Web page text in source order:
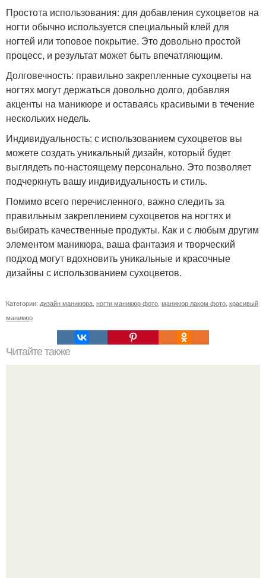
Простота использования: для добавления сухоцветов на
ногти обычно используется специальный клей для
ногтей или топовое покрытие. Это довольно простой
процесс, и результат может быть впечатляющим.
Долговечность: правильно закрепленные сухоцветы на
ногтях могут держаться довольно долго, добавляя
акценты на маникюре и оставаясь красивыми в течение
нескольких недель.
Индивидуальность: с использованием сухоцветов вы
можете создать уникальный дизайн, который будет
выглядеть по-настоящему персонально. Это позволяет
подчеркнуть вашу индивидуальность и стиль.
Помимо всего перечисленного, важно следить за
правильным закреплением сухоцветов на ногтях и
выбирать качественные продукты. Как и с любым другим
элементом маникюра, ваша фантазия и творческий
подход могут вдохновить уникальные и красочные
дизайны с использованием сухоцветов.
Категории: дизайн маникюра ногти маникюр фото маникюр лаком фото красивый
маникюр
Читайте также